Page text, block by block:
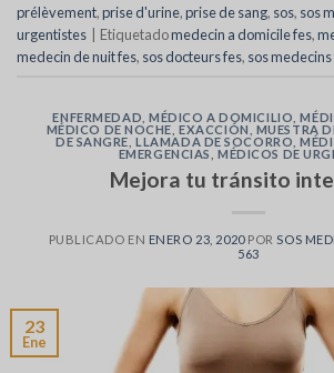
prélèvement,prise d'urine,prise de sang, sos, sos
urgentistes | Etiquetadomedecin a domicile fes,
medecin de nuit fes, sos docteurs fes, sos
ENFERMEDAD ,MÉDICO A DOMICILIO ,
MÉDICO DE NOCHE ,EXACCIÓN MUESTRA
DE SANGRE ,LLAMADA DE SOCORRO ,
EMERGENCIAS
,MÉDICOS DE
Mejora tu tránsito
PUBLICADO EN ENERO 23, 2020POR SOS
563
23
Ene